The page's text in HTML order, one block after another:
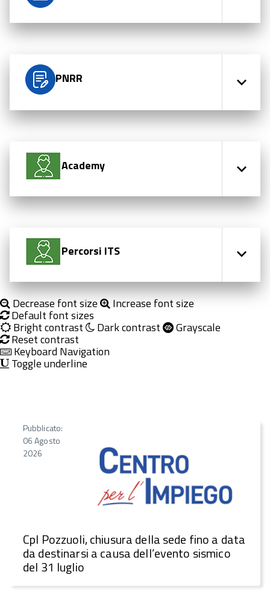
PNRR
Academy
Percorsi ITS
Decrease font size Increase font size
Default font sizes
Bright contrast Dark contrast Grayscale
Reset contrast
Keyboard Navigation
Toggle underline
Pubblicato:
06 Agosto
2026
CpI Pozzuoli, chiusura della sede fino a data
da destinarsi a causa dell’evento sismico
del 31 luglio